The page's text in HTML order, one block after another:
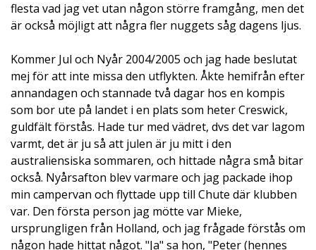
flesta vad jag vet utan någon större framgång, men det
är också möjligt att några fler nuggets såg dagens ljus.
Kommer Jul och Nyår 2004/2005 och jag hade beslutat
mej för att inte missa den utflykten. Åkte hemifrån efter
annandagen och stannade två dagar hos en kompis
som bor ute på landet i en plats som heter Creswick,
guldfält förstås. Hade tur med vädret, dvs det var lagom
varmt, det är ju så att julen är ju mitt i den
australiensiska sommaren, och hittade några små bitar
också. Nyårsafton blev varmare och jag packade ihop
min campervan och flyttade upp till Chute där klubben
var. Den första person jag mötte var Mieke,
ursprungligen från Holland, och jag frågade förstås om
någon hade hittat något. "Ja" sa hon, "Peter (hennes